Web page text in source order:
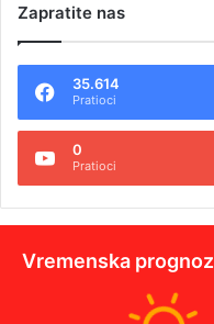
Zapratite nas
35.614
Pratioci
0
Pratioci
Vremenska